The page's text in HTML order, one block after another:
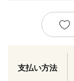
支払い方法